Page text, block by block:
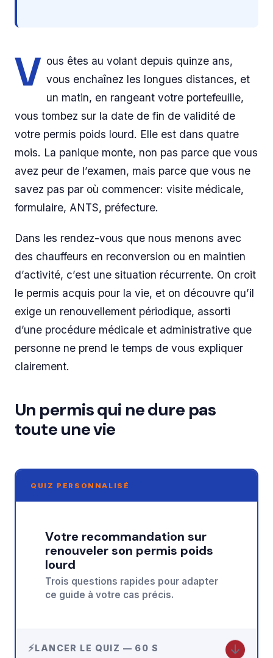
V ous êtes au volant depuis quinze ans,
vous enchaînez les longues distances, et
un matin, en rangeant votre portefeuille,
vous tombez sur la date de fin de validité de
votre permis poids lourd. Elle est dans quatre
mois. La panique monte, non pas parce que vous
avez peur de l’examen, mais parce que vous ne
savez pas par où commencer: visite médicale,
formulaire, ANTS, préfecture.
Dans les rendez-vous que nous menons avec
des chauffeurs en reconversion ou en maintien
d’activité, c’est une situation récurrente. On croit
le permis acquis pour la vie, et on découvre qu’il
exige un renouvellement périodique, assorti
d’une procédure médicale et administrative que
personne ne prend le temps de vous expliquer
clairement.
Un permis qui ne dure pas
toute une vie
QUIZ PERSONNALISÉ
Votre recommandation sur
renouveler son permis poids
lourd
Trois questions rapides pour adapter
ce guide à votre cas précis.
LANCER LE QUIZ — 60 S ↓